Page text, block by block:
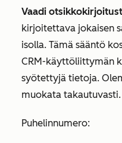
Vaadi
kirjoitettava jokaisen
isolla. Tämä sääntö
CRM-käyttöliittymän
syötettyjä tietoja.
muokata takautuvasti.
Puhelinnumero: